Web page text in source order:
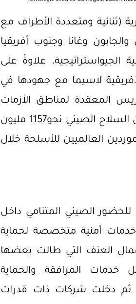
(ثنائية ومتعددة الأطراف مع
وغانا وجنوب أفريقيا
الجيواستراتيجية، علاوةً على
لاسيما مع جهودها في
المعقدة لمناطق الأزمات
السلاح الصيني
نحو1157 مليون
من الموردين العالميين للأسلحة خلال
الصيني المتنامي داخل
خدمات أمنية متخصصة لحماية
العنف التي طالت بعضها
المرافقة والحماية
ثم دخلت شركات ذات قدرات